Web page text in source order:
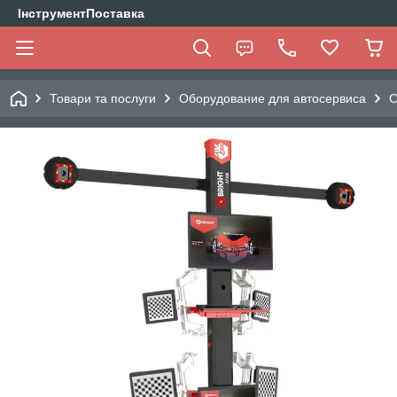
ІнструментПоставка
Товари та послуги Оборудование для автосервиса